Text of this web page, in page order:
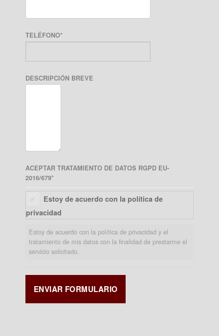
TELÉFONO*
DESCRIPCIÓN BREVE
ACEPTAR TRATAMIENTO DE DATOS RGPD EU-
2016/679*
Estoy de acuerdo con la política de
privacidad
Estoy de acuerdo con la política de privacidad y el
tratamiento de mis datos con la finalidad de prestarme el
servicio solicitado.